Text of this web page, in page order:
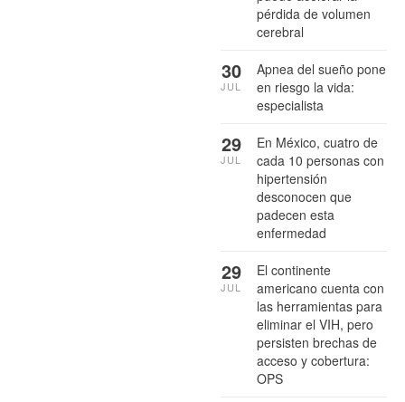
pérdida de volumen
cerebral
Apnea del sueño pone
en riesgo la vida:
especialista
30
JUL
En México, cuatro de
cada 10 personas con
hipertensión
desconocen que
padecen esta
enfermedad
29
JUL
El continente
americano cuenta con
las herramientas para
eliminar el VIH, pero
persisten brechas de
acceso y cobertura:
OPS
29
JUL